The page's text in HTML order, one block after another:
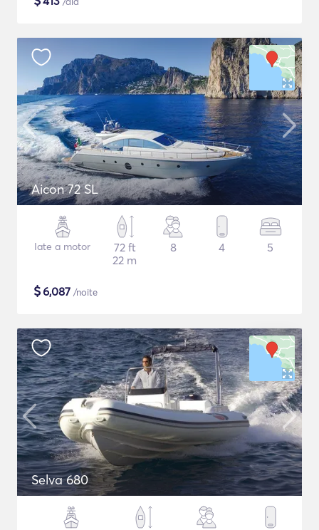
Aicon 72 SL
Iate a motor
72 ft
22 m
8 4 5
$6,087 /noite
Selva 680